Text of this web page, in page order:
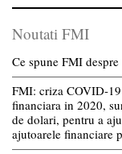
Noutati FMI
Ce spune FMI
FMI: criza COVID-
financiara in 2020,
de dolari, pentru a
ajutoarele financiare